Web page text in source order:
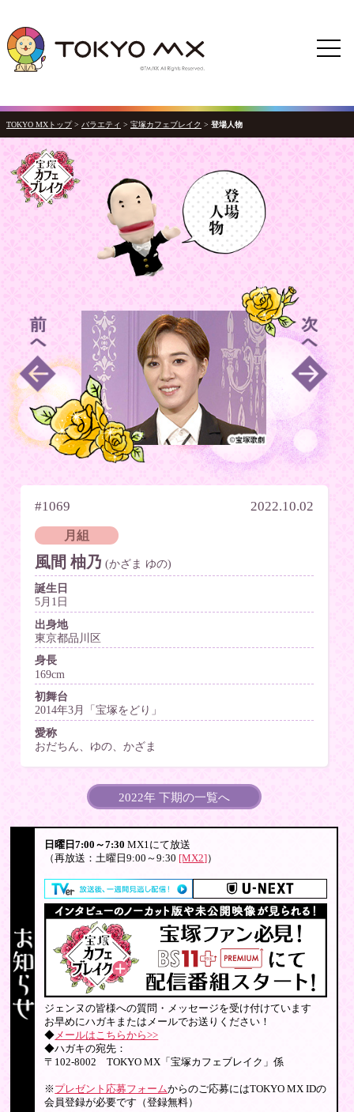
TOKYO MXトップ > バラエティ > 宝塚カフェブレイク > 登場人物
#1069 2022.10.02
月組
風間 柚乃 (かざま ゆの)
誕生日
5月1日
出身地
東京都品川区
身長
169cm
初舞台
2014年3月「宝塚をどり」
愛称
おだちん、ゆの、かざま
2022年 下期の一覧へ
日曜日7:00～7:30 MX1にて放送
（再放送：土曜日9:00～9:30 [MX2]）
ジェンヌの皆様への質問・メッセージを受け付けています
お早めにハガキまたはメールでお送りください！
◆メールはこちらから>>
◆ハガキの宛先：
〒102-8002 TOKYO MX「宝塚カフェブレイク」係
※ プレゼント応募フォームからのご応募にはTOKYO MX IDの
会員登録が必要です（登録無料）